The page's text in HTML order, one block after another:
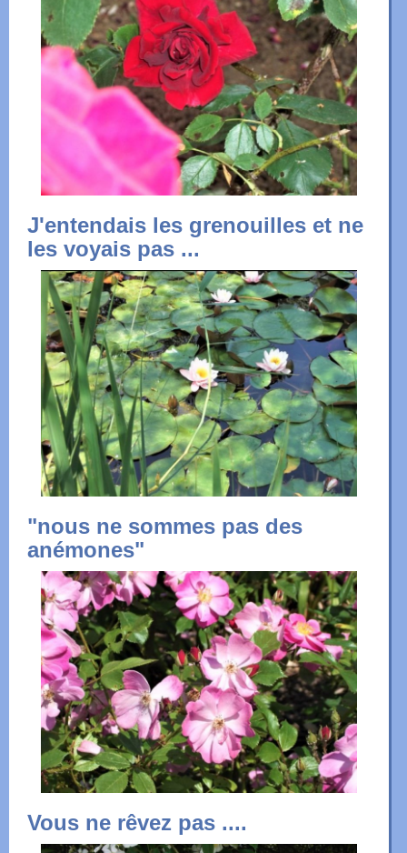
J'entendais les grenouilles et ne
les voyais pas ...
"nous ne sommes pas des
anémones"
Vous ne rêvez pas ....